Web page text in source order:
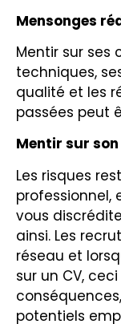
Mensonges
Mentir sur ses
techniques,
qualité et les
passées peut
Mentir sur
Les risques
professionnel,
vous
ainsi. Les
réseau et
sur un CV,
potentiels